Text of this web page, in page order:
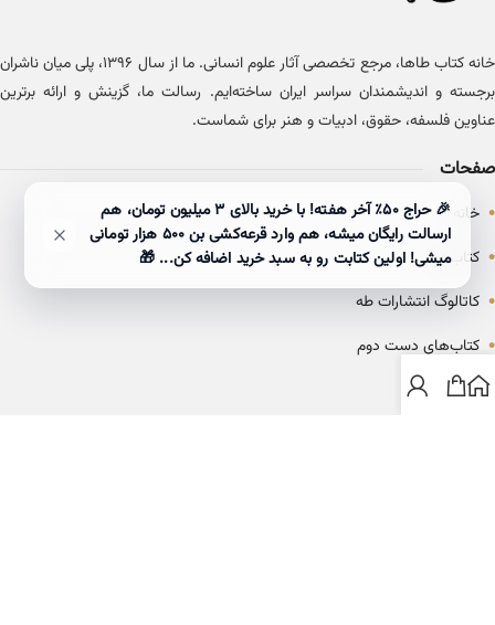
خانه کتاب طاها، مرجع تخصصی آثار علوم انسانی. ما از سال ۱۳۹۶، پلی میان ناشران
برجسته و اندیشمندان سراسر ایران ساخته‌ایم. رسالت ما، گزینش و ارائه برترین
عناوین فلسفه، حقوق، ادبیات و هنر برای شماست.
صفحات
• خانه
• کتاب‌ها
• کاتالوگ انتشارات طه
• کتاب‌های دست دوم
• بلاگ
🎉 حراج ۵۰٪ آخر هفته! با خرید بالای 3 میلیون تومان، هم
ارسالت رایگان میشه، هم وارد قرعه‌کشی بن ۵۰۰ هزار تومانی
میشی! اولین کتابت رو به سبد خرید اضافه کن... 🎁